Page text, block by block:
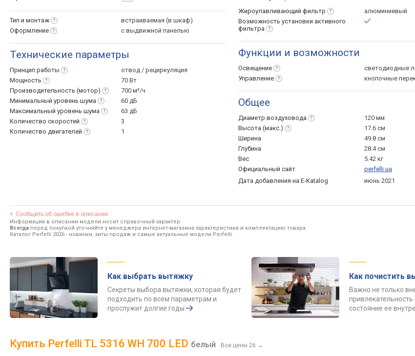
Тип и монтаж
встраиваемая (в шкаф)
Оформление
с выдвижной панелью
Технические параметры
Принцип работы
отвод / рециркуляция
Мощность
70 Вт
Производительность (мотор)
700 м³/ч
Минимальный уровень шума
60 дБ
Максимальный уровень шума
63 дБ
Количество скоростей
3
Количество двигателей 1
Жироулавливающий фильтр
алюминиевый
Возможность установки активного
фильтра
Функции и возможности
Освещение
светодиодные
Управление
кнопочные
Общее
Диаметр воздуховода
120 мм
Высота (макс.)
17.6 см
Ширина
49.8 см
Глубина
28.4 см
Вес
5.42 кг
Официальный сайт
perfelli.ua
Дата добавления на E-Katalog
июнь 2021
Сообщить об ошибке в описании
Информация в описании модели носит справочный характер.
Всегда перед покупкой уточняйте у менеджера интернет-магазина характеристики и комплектацию товара
Каталог Perfelli 2026 - новинки, хиты продаж и самые актуальные модели Perfelli.
Как выбрать вытяжку
Секреты выбора вытяжки, которая будет
подходить по всем параметрам и
прослужит долгие годы
Как почистить
Важно не только
состояние ее
Купить Perfelli TL 5316 WH 700 LED белый Все цены 26 →